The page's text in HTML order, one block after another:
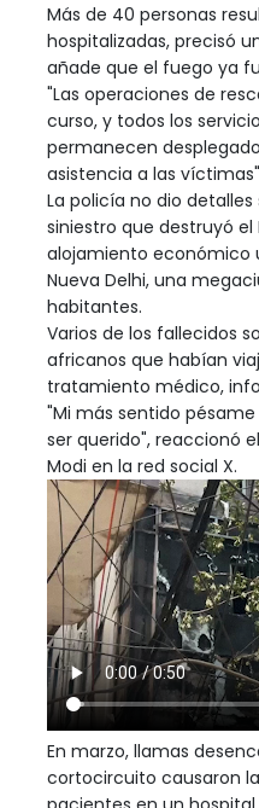
Más de 40 personas
hospitalizadas, precisó
añade que el fuego ya
"Las operaciones de
curso, y todos los
permanecen
asistencia a las
La policía no dio
siniestro que destruyó el
alojamiento económico
Nueva Delhi, una
habitantes.
Varios de los fallecidos
africanos que habían
tratamiento médico,
"Mi más sentido
ser querido", reaccionó
Modi en la red social X.
En marzo, llamas
cortocircuito causaron